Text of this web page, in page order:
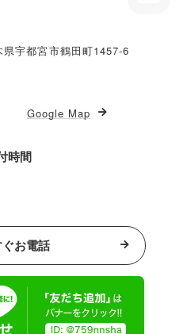
宇都宮市鶴田町1457-6
Google Map
時間
お電話